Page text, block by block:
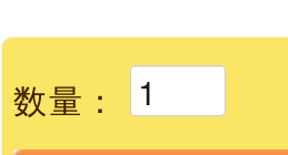
数量：